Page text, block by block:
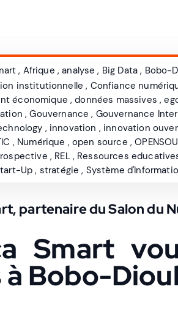
, Afrique ,analyse , Big Data , Bobo-
institutionnelle , Confiance
économique ,données massives ,
,Gouvernance , Gouvernance
, innovation , innovation
, Numérique , open source ,
, REL, Ressources
Up , stratégie , Système
partenaire du Salon du
Smart
à Bobo-